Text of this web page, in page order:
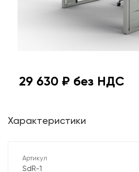
29 630 ₽ без НДС
Характеристики
Артикул
SdR-1